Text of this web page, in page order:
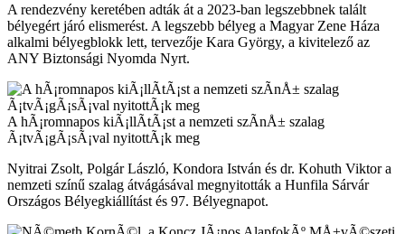
A rendezvény keretében adták át a 2023-ban legszebbnek talált
bélyegért járó elismerést. A legszebb bélyeg a Magyar Zene Háza
alkalmi bélyegblokk lett, tervezője Kara György, a kivitelező az
ANY Biztonsági Nyomda Nyrt.
A hÃ¡romnapos kiÃ¡llÃ­tÃ¡st a nemzeti szÃ­nÅ± szalag
Ã¡tvÃ¡gÃ¡sÃ¡val nyitottÃ¡k meg
Nyitrai Zsolt, Polgár László, Kondora István és dr. Kohuth Viktor a
nemzeti színű szalag átvágásával megnyitották a Hunfila Sárvár
Országos Bélyegkiállítást és 97. Bélyegnapot.